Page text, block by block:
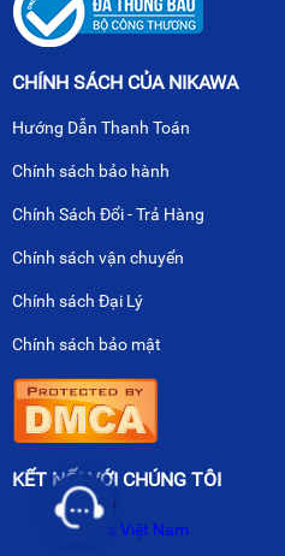
CHÍNH SÁCH CỦA NIKAWA
Hướng Dẫn Thanh Toán
Chính sách bảo hành
Chính Sách Đổi - Trả Hàng
Chính sách vận chuyển
Chính sách Đại Lý
Chính sách bảo mật
KẾT NỐI VỚI CHÚNG TÔI
Nikawa Việt Nam